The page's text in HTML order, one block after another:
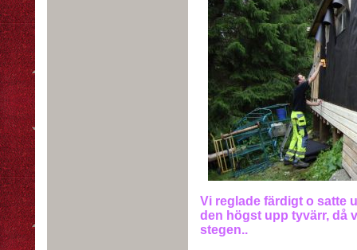
Vi reglade färdigt o satte
den högst upp tyvärr, då
stegen..